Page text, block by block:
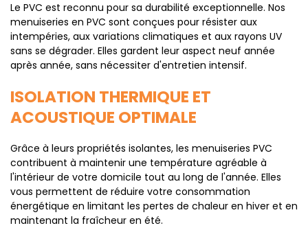
Le PVC est reconnu pour sa durabilité exceptionnelle. Nos
menuiseries en PVC sont conçues pour résister aux
intempéries, aux variations climatiques et aux rayons UV
sans se dégrader. Elles gardent leur aspect neuf année
après année, sans nécessiter d'entretien intensif.
ISOLATION THERMIQUE ET
ACOUSTIQUE OPTIMALE
Grâce à leurs propriétés isolantes, les menuiseries PVC
contribuent à maintenir une température agréable à
l'intérieur de votre domicile tout au long de l'année. Elles
vous permettent de réduire votre consommation
énergétique en limitant les pertes de chaleur en hiver et en
maintenant la fraîcheur en été.